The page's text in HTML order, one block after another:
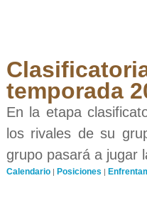
temporada
En la etapa
los rivales de su
grupo pasará a jugar
Calendario | Posiciones |